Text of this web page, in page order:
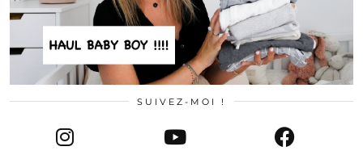
SUIVEZ-MOI !